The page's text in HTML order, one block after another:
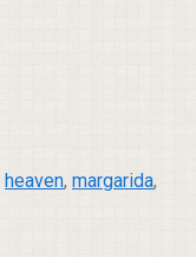
heaven, margarida,